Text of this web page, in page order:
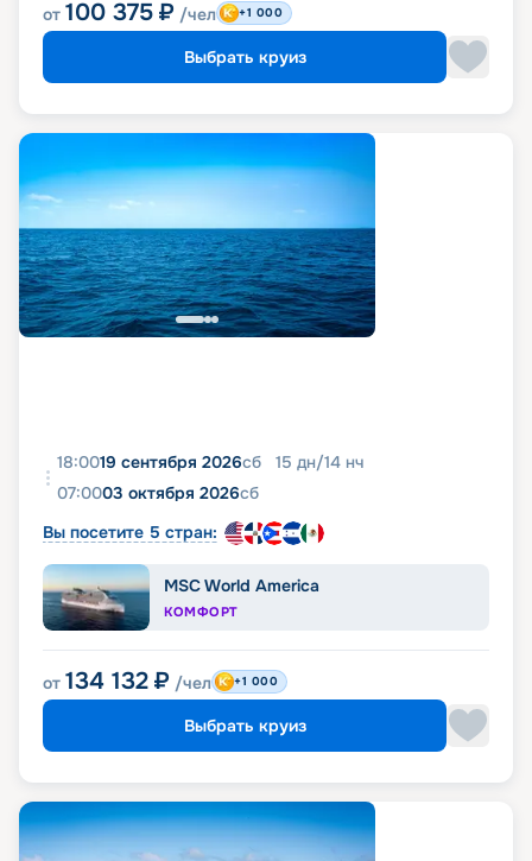
от 100 375 ₽ /чел +1 000
Выбрать круиз
18:0019 сентября 2026сб 15 дн/14 нч
07:0003 октября 2026сб
Вы посетите 5 стран:
MSC World America
КОМФОРТ
от 134 132 ₽ /чел +1 000
Выбрать круиз